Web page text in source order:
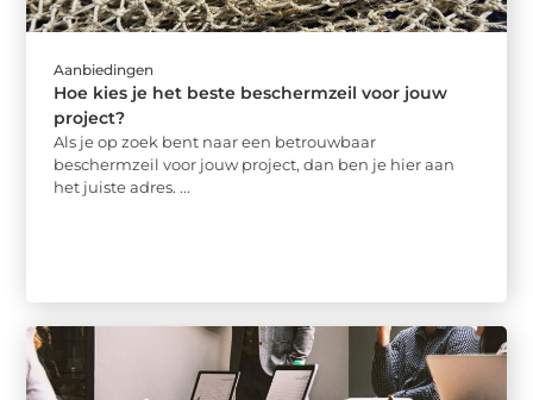
Aanbiedingen
Hoe kies je het beste beschermzeil voor jouw
project?
Als je op zoek bent naar een betrouwbaar
beschermzeil voor jouw project, dan ben je hier aan
het juiste adres. ...